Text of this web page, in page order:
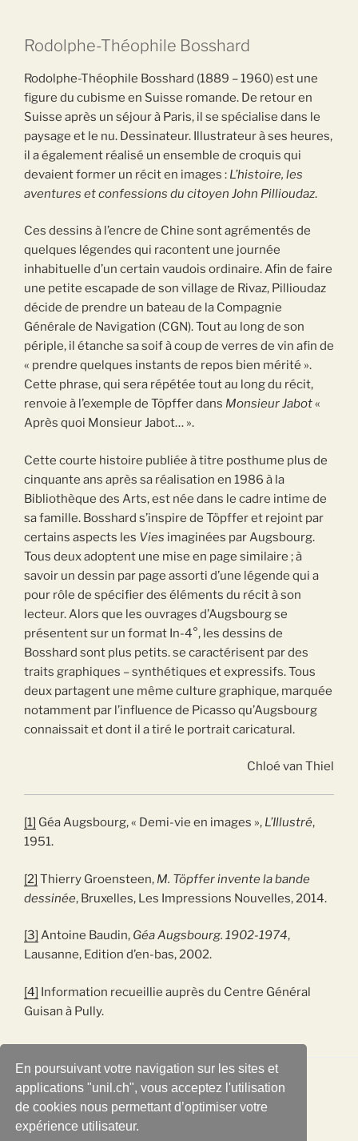
En poursuivant votre navigation sur les sites et
applications "unil.ch", vous acceptez l'utilisation
de cookies nous permettant d’optimiser votre
expérience utilisateur.
Rodolphe-Théophile Bosshard
Rodolphe-Théophile Bosshard (1889 – 1960) est une
figure du cubisme en Suisse romande. De retour en
Suisse après un séjour à Paris, il se spécialise dans le
paysage et le nu. Dessinateur. Illustrateur à ses heures,
il a également réalisé un ensemble de croquis qui
devaient former un récit en images : L’histoire, les
aventures et confessions du citoyen John Pillioudaz.
Ces dessins à l’encre de Chine sont agrémentés de
quelques légendes qui racontent une journée
inhabituelle d’un certain vaudois ordinaire. Afin de faire
une petite escapade de son village de Rivaz, Pillioudaz
décide de prendre un bateau de la Compagnie
Générale de Navigation (CGN). Tout au long de son
périple, il étanche sa soif à coup de verres de vin afin de
« prendre quelques instants de repos bien mérité ».
Cette phrase, qui sera répétée tout au long du récit,
renvoie à l’exemple de Töpffer dans Monsieur Jabot«
Après quoi Monsieur Jabot… ».
Cette courte histoire publiée à titre posthume plus de
cinquante ans après sa réalisation en 1986 à la
Bibliothèque des Arts, est née dans le cadre intime de
sa famille. Bosshard s’inspire de Töpffer et rejoint par
certains aspects les Vies imaginées par Augsbourg.
Tous deux adoptent une mise en page similaire ; à
savoir un dessin par page assorti d’une légende qui a
pour rôle de spécifier des éléments du récit à son
lecteur. Alors que les ouvrages d’Augsbourg se
présentent sur un format In-4°, les dessins de
Bosshard sont plus petits. se caractérisent par des
traits graphiques – synthétiques et expressifs. Tous
deux partagent une même culture graphique, marquée
notamment par l’influence de Picasso qu’Augsbourg
connaissait et dont il a tiré le portrait caricatural.
Chloé van Thiel
[1] Géa Augsbourg, « Demi-vie en images », L’Illustré,
1951.
[2] Thierry Groensteen, M. Töpffer invente la bande
dessinée, Bruxelles, Les Impressions Nouvelles, 2014.
[3] Antoine Baudin, Géa Augsbourg. 1902-1974,
Lausanne, Edition d’en-bas, 2002.
[4] Information recueillie auprès du Centre Général
Guisan à Pully.
CONCEPTION DU SITE